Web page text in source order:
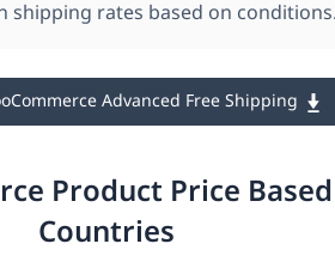
shipping rates based on
Advanced Free Shipping
Product Price
Countries